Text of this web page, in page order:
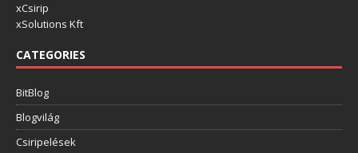
xCsirip
xSolutions Kft
CATEGORIES
BitBlog
Blogvilág
Csiripelések